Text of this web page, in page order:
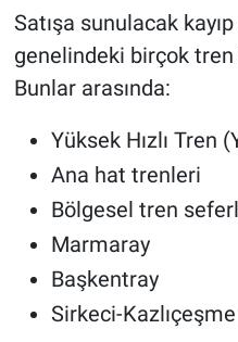
Satışa sunulacak
genelindeki birçok tren
Bunlar arasında:
Yüksek Hızlı Tren
Ana hat trenleri
Bölgesel tren
Marmaray
Başkentray
Sirkeci-Kazlıçeşme